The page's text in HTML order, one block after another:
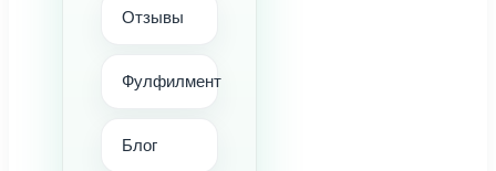
Отзывы
Фулфилмент
Блог